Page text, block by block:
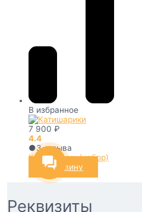
В избранное
7 900 ₽
4.4
●3 отзыва
Катишарики (набор)
В корзину
Реквизиты